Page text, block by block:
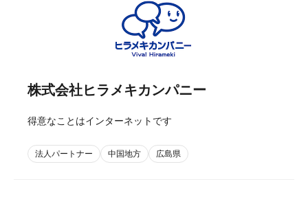
株式会社ヒラメキカンパニー
得意なことはインターネットです
法人パートナー 中国地方 広島県